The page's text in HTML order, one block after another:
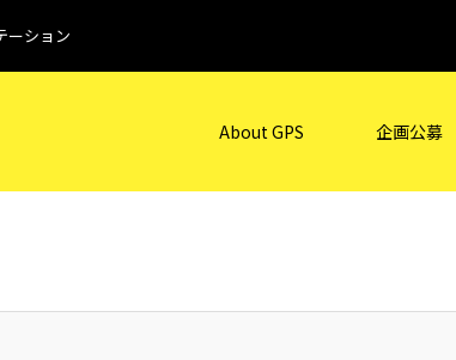
ーション
About GPS 企画公募